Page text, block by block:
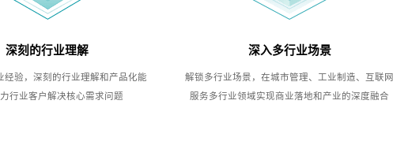
深刻的行业理解
经验，深刻的行业理解和产品化能
行业客户解决核心需求问题
深入多行业场景
解锁多行业场景，在城市管理、工业制造、互联网
服务多行业领域实现商业落地和产业的深度融合